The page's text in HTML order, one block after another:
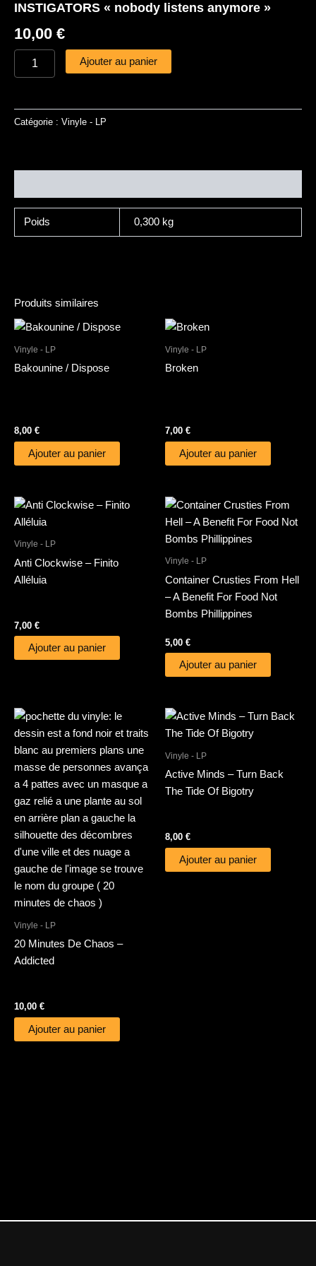
INSTIGATORS « nobody listens anymore »
10,00 €
Ajouter au panier
Catégorie : Vinyle - LP
Poids 0,300 kg
Produits similaires
Vinyle - LP
Bakounine / Dispose
8,00 €
Ajouter au panier
Vinyle - LP
Broken
7,00 €
Ajouter au panier
Vinyle - LP
Anti Clockwise – Finito
Alléluia
7,00 €
Ajouter au panier
Vinyle - LP
Container Crusties From Hell
– A Benefit For Food Not
Bombs Phillippines
5,00 €
Ajouter au panier
Vinyle - LP
20 Minutes De Chaos –
Addicted
10,00 €
Ajouter au panier
Vinyle - LP
Active Minds – Turn Back
The Tide Of Bigotry
8,00 €
Ajouter au panier